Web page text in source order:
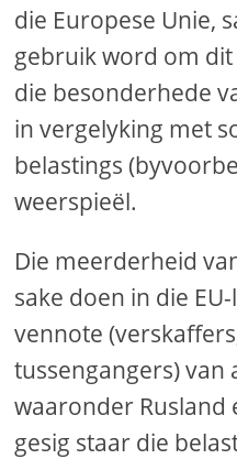
die Europese Unie,
gebruik word om
die besonderhede
in vergelyking met
belastings
weerspieël.
Die meerderheid
sake doen in die
vennote
tussengangers) van
waaronder Rusland
gesig staar die